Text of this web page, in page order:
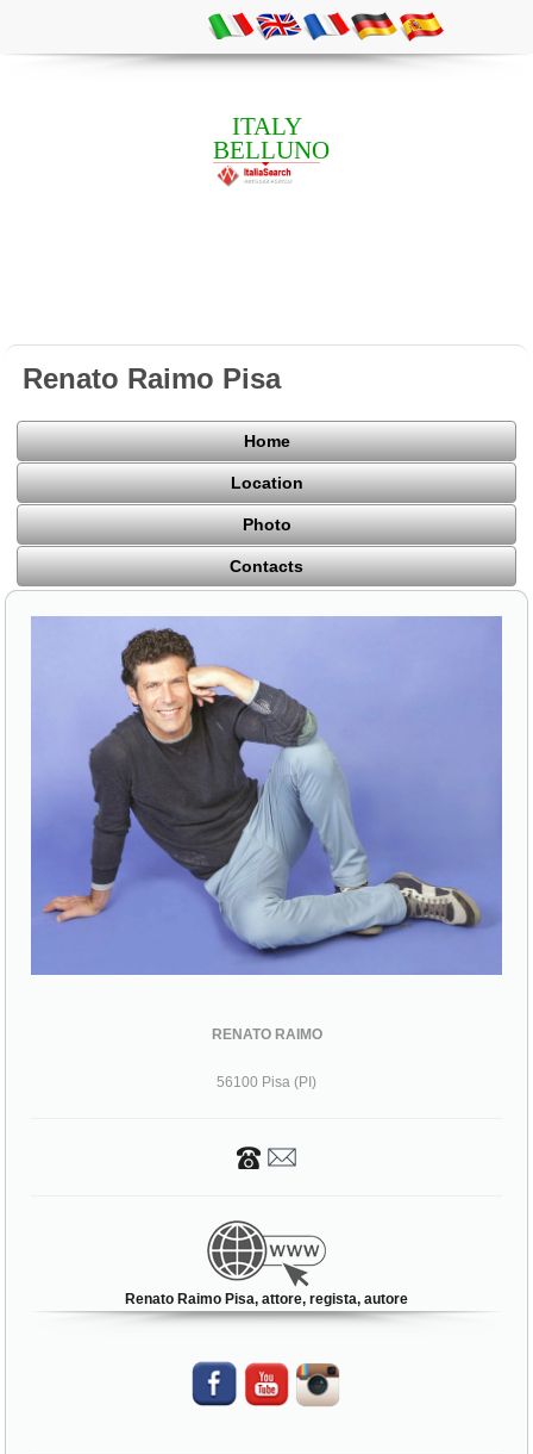
ITALY
BELLUNO
Renato Raimo Pisa
Home
Location
Photo
Contacts
RENATO RAIMO
56100 Pisa (PI)
Renato Raimo Pisa, attore, regista, autore